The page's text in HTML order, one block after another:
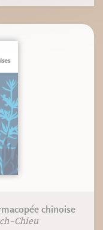
chinoise
Chieu